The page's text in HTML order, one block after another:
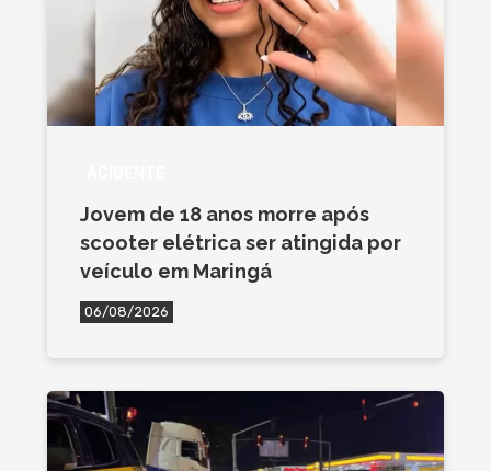
Jovem de 18 anos morre após
scooter elétrica ser atingida por
veículo em Maringá
06/08/2026